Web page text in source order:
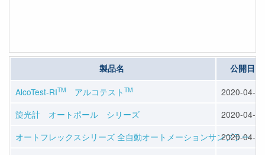
製品名 公開日
AlcoTest-RITM アルコテスト TM
2020-04-16
旋光計 オートポール シリーズ
2020-04-16
オートフレックスシリーズ 全自動オートメーションサンプラー
2020-04-16